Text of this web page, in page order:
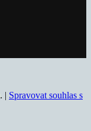
. | Spravovat souhlas s